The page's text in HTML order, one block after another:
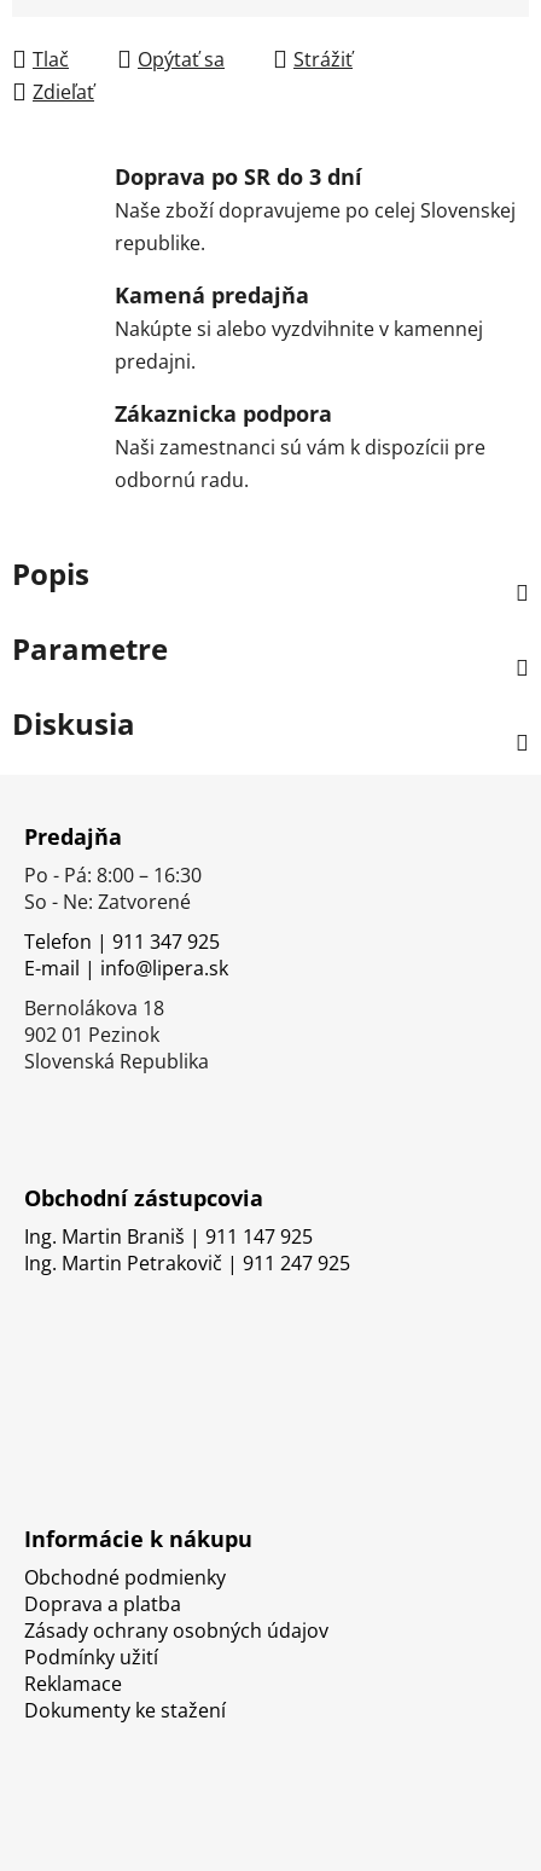
Tlač
Opýtať sa
Strážiť
Zdieľať
Doprava po SR do 3 dní
Naše zboží dopravujeme po celej Slovenskej
republike.
Kamená predajňa
Nakúpte si alebo vyzdvihnite v kamennej
predajni.
Zákaznicka podpora
Naši zamestnanci sú vám k dispozícii pre
odbornú radu.
Popis
Parametre
Diskusia
Predajňa
Po - Pá: 8:00 – 16:30
So - Ne: Zatvorené
Telefon | 911 347 925
E-mail | info@lipera.sk
Bernolákova 18
902 01 Pezinok
Slovenská Republika
Obchodní zástupcovia
Ing. Martin Braniš | 911 147 925
Ing. Martin Petrakovič | 911 247 925
Informácie k nákupu
Obchodné podmienky
Doprava a platba
Zásady ochrany osobných údajov
Podmínky užití
Reklamace
Dokumenty ke stažení